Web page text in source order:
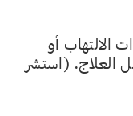
الالتهاب أو
قبل العلاج. (استشر